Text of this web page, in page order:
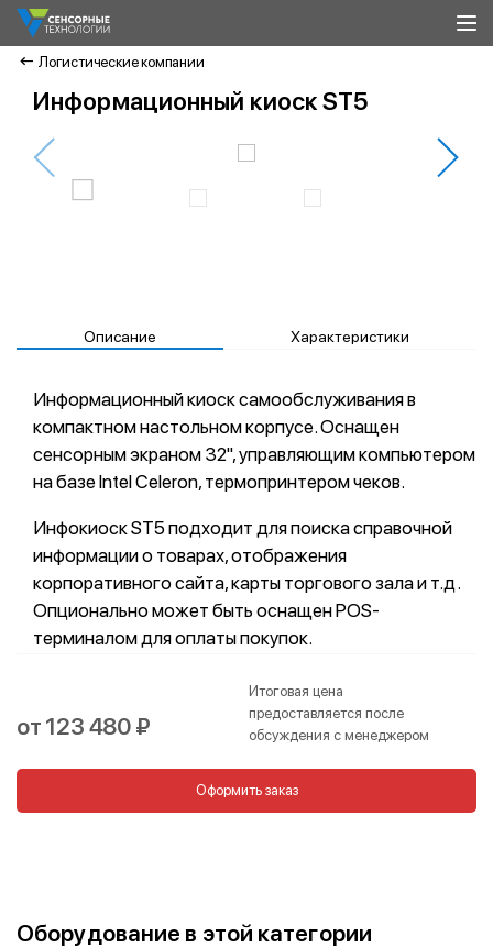
Логистические компании
Информационный киоск ST5
Описание Характеристики
Информационный киоск самообслуживания в
компактном настольном корпусе. Оснащен
сенсорным экраном 32", управляющим компьютером
на базе Intel Сeleron, термопринтером чеков.
Инфокиоск ST5 подходит для поиска справочной
информации о товарах, отображения
корпоративного сайта, карты торгового зала и т.д.
Опционально может быть оснащен POS-
терминалом для оплаты покупок.
от 123 480 ₽
Итоговая цена
предоставляется после
обсуждения с менеджером
Оформить заказ
Оборудование в этой категории